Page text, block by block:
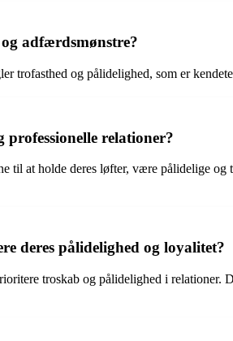
adfærdsmønstre?
trofasthed og pålidelighed, som er
relationer?
at holde deres løfter, være pålidelige og
deres pålidelighed og loyalitet?
troskab og pålidelighed i relationer.